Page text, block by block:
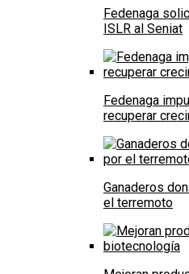
Fedenaga
ISLR al Seniat
Fedenaga
recuperar
Ganaderos
el terremoto